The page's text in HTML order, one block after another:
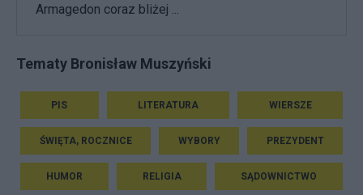
Armagedon coraz bliżej ...
Tematy Bronisław Muszyński
PIS LITERATURA WIERSZE
ŚWIĘTA, ROCZNICE WYBORY PREZYDENT
HUMOR RELIGIA SĄDOWNICTWO